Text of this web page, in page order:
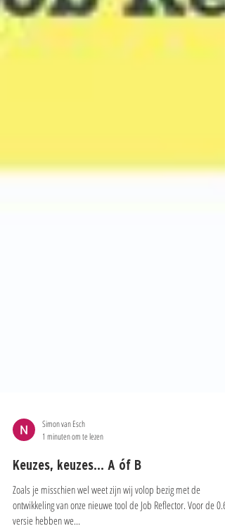
Simon van Esch
1 minuten om te lezen
Keuzes, keuzes... A óf B